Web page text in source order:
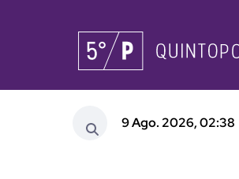
9 Ago. 2026, 02:38